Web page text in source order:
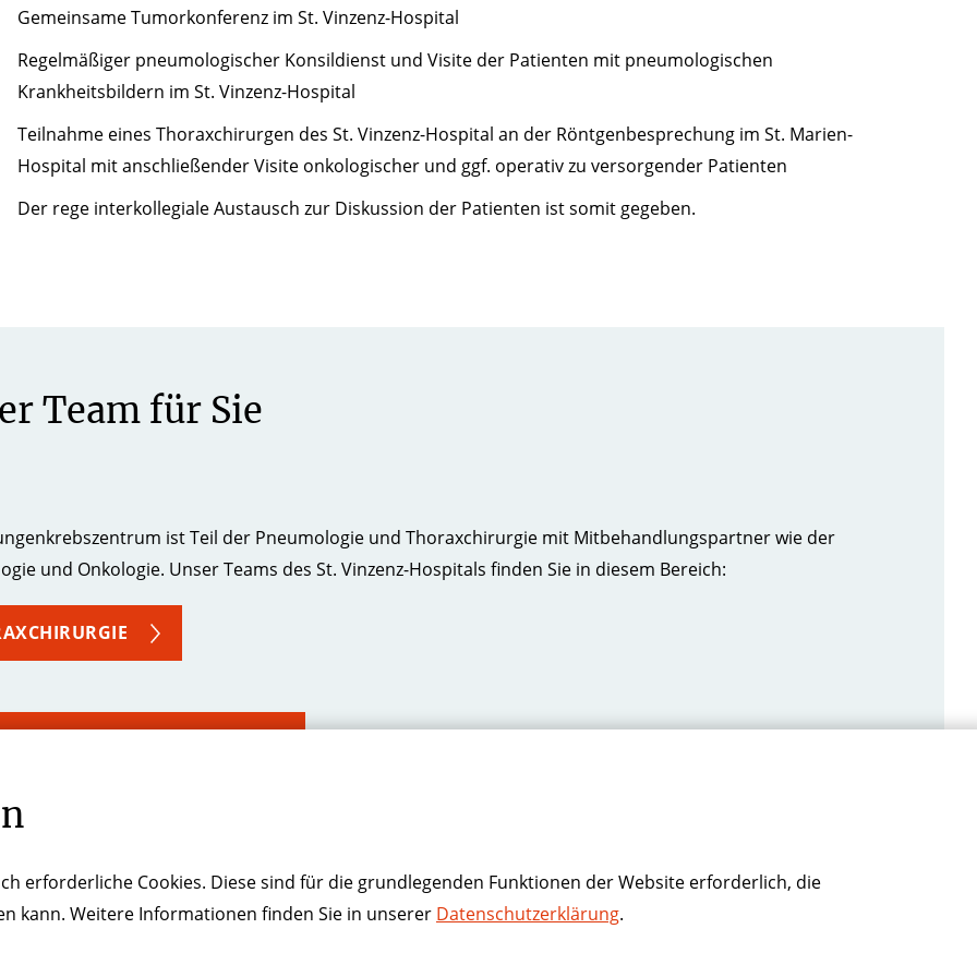
Gemeinsame Tumorkonferenz im St. Vinzenz-Hospital
Regelmäßiger pneumologischer Konsildienst und Visite der Patienten mit pneumologischen
Krankheitsbildern im St. Vinzenz-Hospital
Teilnahme eines Thoraxchirurgen des St. Vinzenz-Hospital an der Röntgenbesprechung im St. Marien-
Hospital mit anschließender Visite onkologischer und ggf. operativ zu versorgender Patienten
Der rege interkollegiale Austausch zur Diskussion der Patienten ist somit gegeben.
Team für Sie
ist Teil der Pneumologie und Thoraxchirurgie mit Mitbehandlungspartner wie der
und Onkologie. Unser Teams des St. Vinzenz-Hospitals finden Sie in diesem Bereich:
UND ALLGEMEINE INNERE MEDIZIN ST. MARIEN-HOSPITAL
erforderliche Cookies. Diese sind für die grundlegenden Funktionen der Website erforderlich, die
kann. Weitere Informationen finden Sie in unserer Datenschutzerklärung.